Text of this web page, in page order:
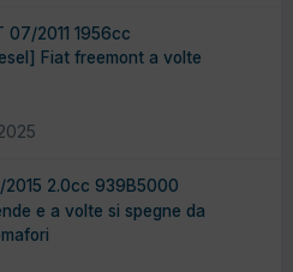
07/2011 1956cc
Fiat freemont a volte
2015 2.0cc 939B5000
e a volte si spegne da